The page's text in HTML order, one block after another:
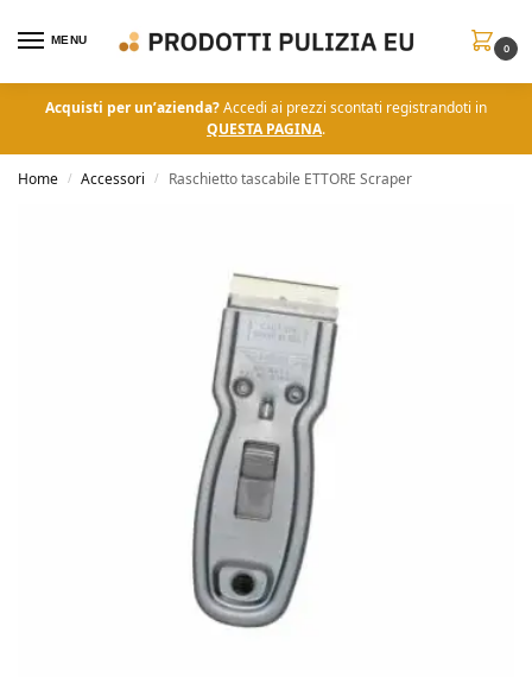
MENU
0
Acquisti per un’azienda?Accedi ai prezzi scontati registrandoti in
QUESTA PAGINA.
Home / Accessori / Raschietto tascabile ETTORE Scraper